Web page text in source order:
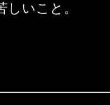
いこと。